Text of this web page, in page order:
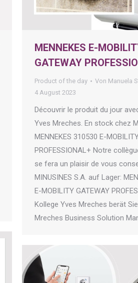
MENNEKES E-
GATEWAY
Product of the day Von Manuela
4 August 2023
Découvrir le produit du jour
Yves Mreches. En stock chez
MENNEKES 310530 E-
PROFESSIONAL+ Notre
se fera un plaisir de vous
MINUSINES S.A. auf Lager:
E-MOBILITY GATEWAY
Kollege Yves Mreches berät
Mreches Business Solution